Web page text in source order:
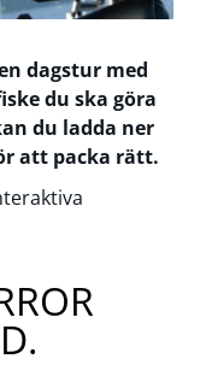
dagstur med
du ska göra
du ladda ner
att packa rätt.